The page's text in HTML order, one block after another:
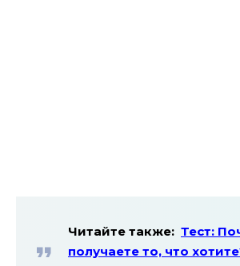
Читайте также: Тест:
получаете то, что